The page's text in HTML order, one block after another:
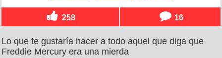
258 16
Lo que te gustaría hacer a todo aquel que diga que
Freddie Mercury era una mierda